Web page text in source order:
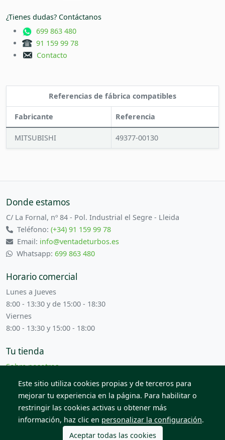
¿Tienes dudas? Contáctanos
699 863 480
91 159 99 78
Contacto
Referencias de fábrica compatibles
Fabricante Referencia
MITSUBISHI 49377-00130
Donde estamos
C/ La Fornal, nº 84 - Pol. Industrial el Segre - Lleida
Teléfono:(+34) 91 159 99 78
Email: info@ventadeturbos.es
Whatsapp: 699 863 480
Horario comercial
Lunes a Jueves
8:00 - 13:30 y de 15:00 - 18:30
Viernes
8:00 - 13:30 y 15:00 - 18:00
Tu tienda
Sobre nosotros
Términos y condiciones
Contacta con nosotros
© 2026 Todos los derechos reservados. Venta de Piezas
2012 S.L.
Este sitio utiliza cookies propias y de terceros para
mejorar tu experiencia en la página. Para habilitar o
restringir las cookies activas u obtener más
información, haz clic en personalizar la configuración.
Aceptar todas las cookies